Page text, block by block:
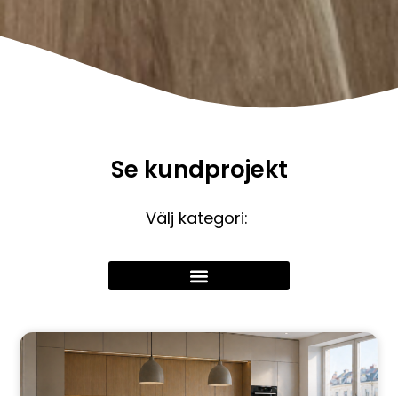
Se kundprojekt
Välj kategori: